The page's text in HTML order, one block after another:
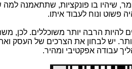
שיהיו בו פונקציות, שתתאמנה
פשוט ונוח לעבוד איתו.
להיות הרבה יותר משוכללים. לכן,
יש לבחון את הצרכים של העסק
עבודה אפקטיבי ומהיר.